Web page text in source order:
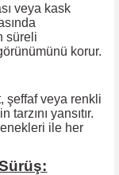
veya kask
süreli
korur.
şeffaf veya renkli
yansıtır.
ile her